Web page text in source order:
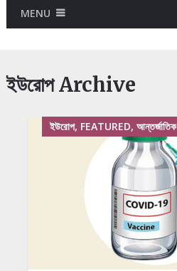
MENU
ইউরোপ Archive
ইউরোপ, FEATURED, আন্তর্জাতিক